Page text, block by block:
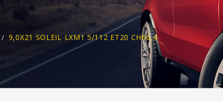
9,0X21 SOLEIL LXM1 5/112 ET20 CH66,4